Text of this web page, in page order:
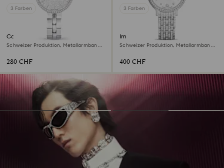
3 Farben
Cosmopolitan Uhr
Schweizer Produktion, Metallarmband,
280 CHF
3 Farben
Imber Uhr
Schweizer Produktion, Metallarmband,
400 CHF